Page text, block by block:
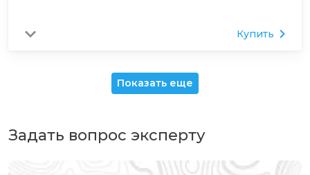
Купить
Показать еще
Задать вопрос эксперту